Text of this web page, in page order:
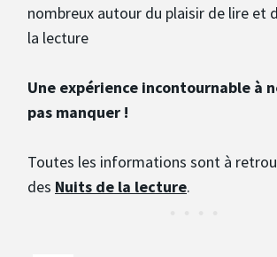
nombreux autour du plaisir de lire et
la lecture
Une expérience incontournable à
pas manquer !
Toutes les informations sont à
des Nuits de la lecture.